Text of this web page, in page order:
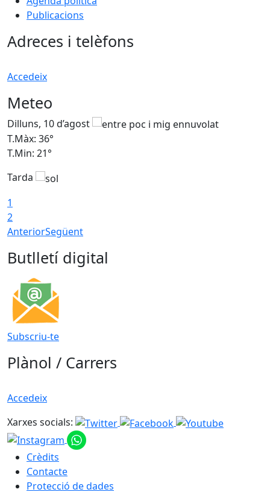
Publicacions
Adreces i telèfons
Accedeix
Meteo
Dilluns, 10 d’agost
T.Màx: 36°
T.Min: 21°
Tarda
1
2
AnteriorSegüent
Butlletí digital
Subscriu-te
Plànol / Carrers
Accedeix
Xarxes socials:
Crèdits
Contacte
Protecció de dades